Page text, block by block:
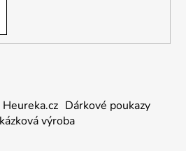
Dárkové poukazy
výroba